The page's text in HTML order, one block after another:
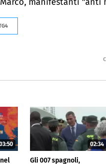
02:34
Gli 007 spagnoli,